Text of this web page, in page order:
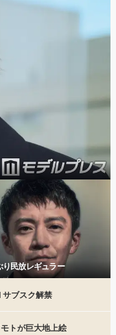
り民放レギュラー
ブスク解禁
トが巨大地上絵